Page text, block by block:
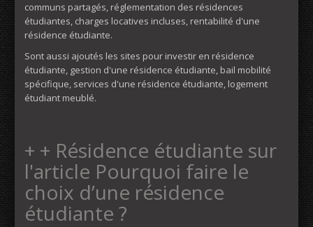
communs partagés, réglementation des résidences
étudiantes, charges locatives incluses, rentabilité d'une
résidence étudiante.
Sont aussi ajoutés les sites pour investir en résidence
étudiante, gestion d'une résidence étudiante, bail mobilité
spécifique, services d'une résidence étudiante, logement
étudiant meublé.
+ + Résidence étudiante sur
l'article Pourquoi faire le
choix d’une résidence
étudiante ?